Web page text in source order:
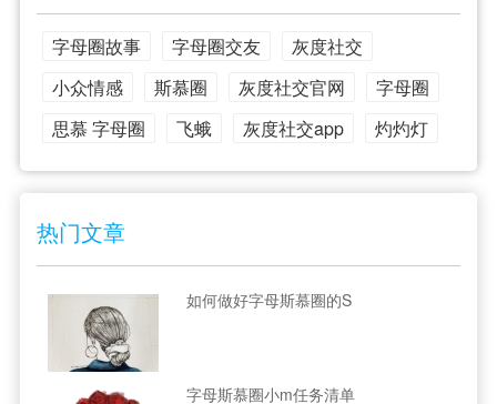
字母圈故事 字母圈交友
灰度社交
小众情感
斯慕圈 灰度社交官网
字母圈
思慕 字母圈
飞蛾 灰度社交app 灼灼灯
热门文章
如何做好字母斯慕圈的S
字母斯慕圈小m任务清单